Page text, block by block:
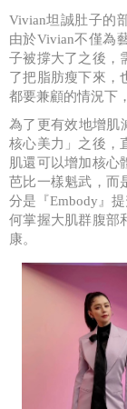
Vivian坦誠肚子的
由於Vivian不僅為
子被撐大了之後，
了把脂肪瘦下來，
都要兼顧的情況下，
為了更有效地增肌
核心美力」之後，
肌還可以增加核心
芭比一樣魁武，而
分是『Embody 』
何掌握大肌群腹部
康。